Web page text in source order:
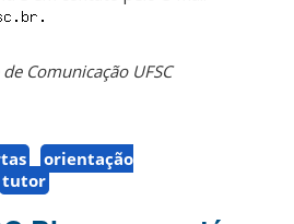
Comunicação UFSC
orientação
tutor